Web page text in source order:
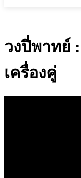
วงปี่พาทย์
เครื่องคู่